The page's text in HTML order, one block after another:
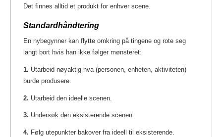
Det finnes alltid et produkt for enhver scene.
Standardhåndtering
En nybegynner kan flytte omkring på tingene og rote seg
langt bort hvis han ikke følger mønsteret:
1. Utarbeid nøyaktig hva (personen, enheten, aktiviteten)
burde produsere.
2. Utarbeid den ideelle scenen.
3. Undersøk den eksisterende scenen.
4. Følg utepunkter bakover fra ideell til eksisterende.